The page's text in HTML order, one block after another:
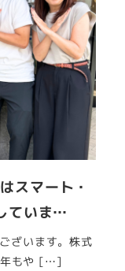
スマート・
ていま…
ざいます。株式
もや […]